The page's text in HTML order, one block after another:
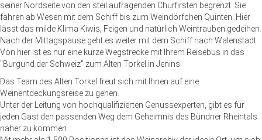
seiner Nordseite von den steil aufragenden Churfirsten begrenzt. Sie
fahren ab Wesen mit dem Schiff bis zum Weindörfchen Quinten. Hier
lässt das milde Klima Kiwis, Feigen und natürlich Weintrauben gedeihen.
Nach der Mittagspause geht es weiter mit dem Schiff nach Walenstadt.
Von hier ist es nur eine kurze Wegstrecke mit Ihrem Reisebus in das
"Burgund der Schweiz" zum Alten Torkel in Jenins.
Das Team des Alten Torkel freut sich mit Ihnen auf eine
Weinentdeckungsreise zu gehen.
Unter der Leitung von hochqualifizierten Genussexperten, gibt es für
jeden Gast den passenden Weg dem Geheimnis des Bündner Rheintals
näher zu kommen.